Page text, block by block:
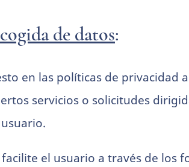
de datos:
en las políticas de
servicios o solicitudes
el usuario a través de